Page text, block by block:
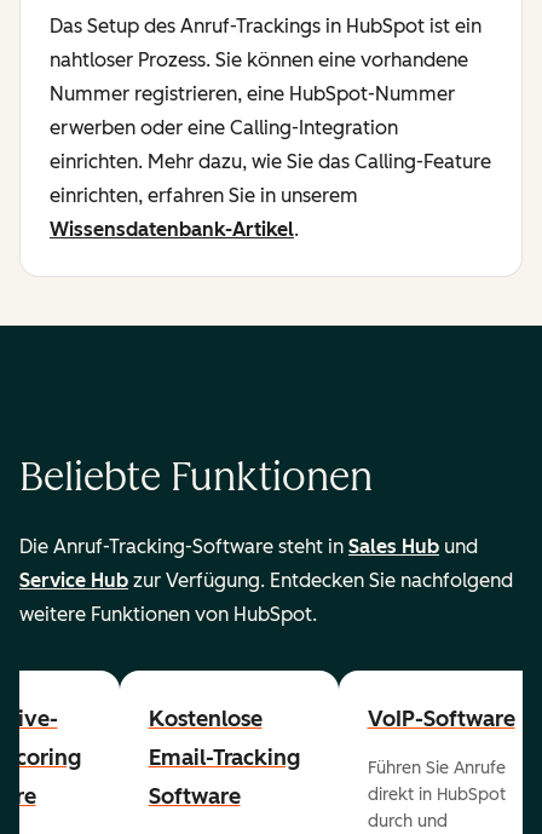
Das Setup des Anruf-Trackings in HubSpot ist ein
nahtloser Prozess. Sie können eine vorhandene
Nummer registrieren, eine HubSpot-Nummer
erwerben oder eine Calling-Integration
einrichten. Mehr dazu, wie Sie das Calling-Feature
einrichten, erfahren Sie in unserem
Wissensdatenbank-Artikel.
Beliebte Funktionen
Die Anruf-Tracking-Software steht in Sales Hub und
Service Hub zur Verfügung. Entdecken Sie nachfolgend
weitere Funktionen von HubSpot.
Kostenlose
Email-Tracking
Software
VoIP-Software
Führen Sie Anrufe
direkt in HubSpot
durch und